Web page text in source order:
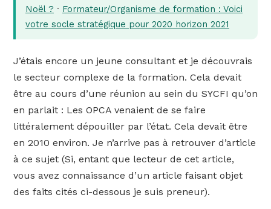
Noël ? · Formateur/Organisme de formation : Voici
votre socle stratégique pour 2020 horizon 2021
J’étais encore un jeune consultant et je découvrais
le secteur complexe de la formation. Cela devait
être au cours d’une réunion au sein du SYCFI qu’on
en parlait : Les OPCA venaient de se faire
littéralement dépouiller par l’état. Cela devait être
en 2010 environ. Je n’arrive pas à retrouver d’article
à ce sujet (Si, entant que lecteur de cet article,
vous avez connaissance d’un article faisant objet
des faits cités ci-dessous je suis preneur).